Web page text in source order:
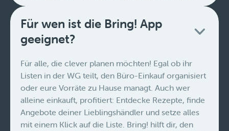
Für wen ist die Bring! App
geeignet?
Für alle, die clever planen möchten! Egal ob ihr
Listen in der WG teilt, den Büro-Einkauf organisiert
oder eure Vorräte zu Hause managt. Auch wer
alleine einkauft, profitiert: Entdecke Rezepte, finde
Angebote deiner Lieblingshändler und setze alles
mit einem Klick auf die Liste. Bring! hilft dir, den